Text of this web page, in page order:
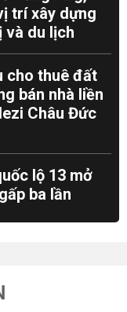
trí xây dựng
và du lịch
cho thuê đất
bán nhà liền
Châu Đức
lộ 13 mở
ba lần